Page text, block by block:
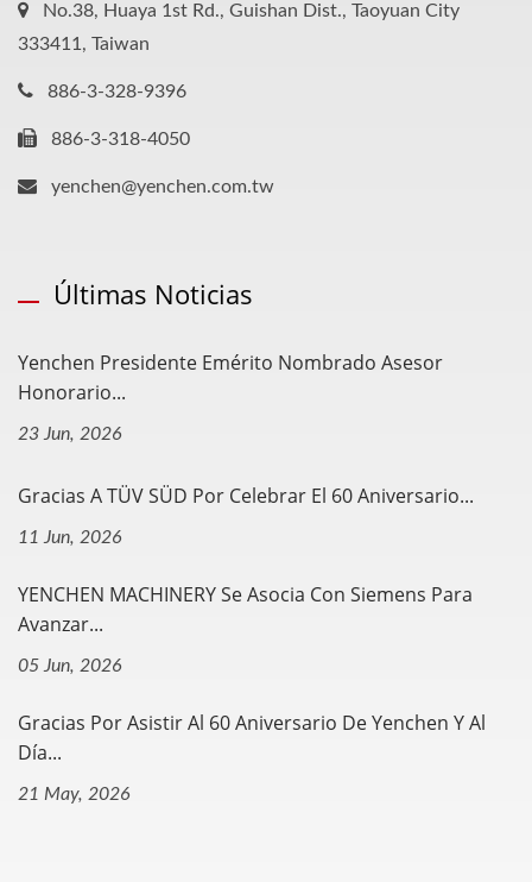
No.38, Huaya 1st Rd., Guishan Dist., Taoyuan City
333411, Taiwan
886-3-328-9396
886-3-318-4050
yenchen@yenchen.com.tw
Últimas Noticias
Yenchen Presidente Emérito Nombrado Asesor
Honorario...
23 Jun, 2026
Gracias A TÜV SÜD Por Celebrar El 60 Aniversario...
11 Jun, 2026
YENCHEN MACHINERY Se Asocia Con Siemens Para
Avanzar...
05 Jun, 2026
Gracias Por Asistir Al 60 Aniversario De Yenchen Y Al
Día...
21 May, 2026